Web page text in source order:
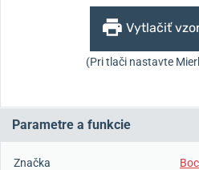
Vytlačiť
(Pri tlači nastavte
Parametre a funkcie
Značka